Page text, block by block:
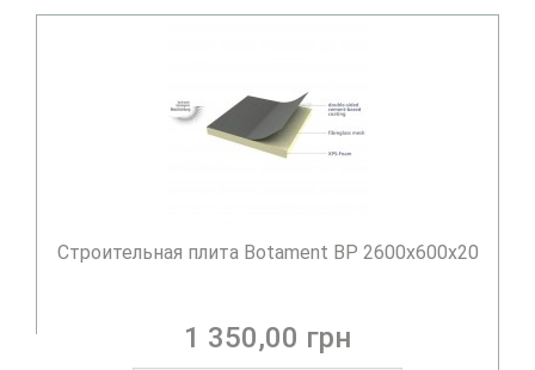
Строительная плита Botament BP 2600x600x20
1 350,00 грн